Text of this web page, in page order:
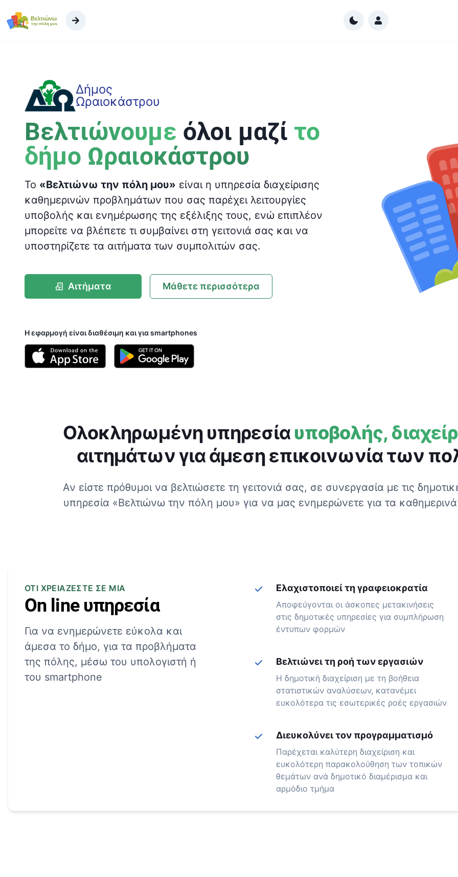
Δήμος
Ωραιοκάστρου
Βελτιώνουμε όλοι μαζί το
δήμο Ωραιοκάστρου
To «Βελτιώνω την πόλη μου» είναι η υπηρεσία διαχείρισης
καθημερινών προβλημάτων που σας παρέχει λειτουργίες
υποβολής και ενημέρωσης της εξέλιξης τους, ενώ επιπλέον
μπορείτε να βλέπετε τι συμβαίνει στη γειτονιά σας και να
υποστηρίζετε τα αιτήματα των συμπολιτών σας.
Αιτήματα Μάθετε περισσότερα
Η εφαρμογή είναι διαθέσιμη και για smartphones
Ολοκληρωμένη υπηρεσία υποβολής,
αιτημάτων για άμεση επικοινωνία των
Αν είστε πρόθυμοι να βελτιώσετε τη γειτονιά σας, σε συνεργασία με τις
υπηρεσία «Βελτιώνω την πόλη μου» για να μας ενημερώνετε για τα
ΟΤΙ ΧΡΕΙΑΖΕΣΤΕ ΣΕ ΜΙΑ
On line υπηρεσία
Για να ενημερώνετε εύκολα και
άμεσα το δήμο, για τα προβλήματα
της πόλης, μέσω του υπολογιστή ή
του smartphone
Ελαχιστοποιεί τη γραφειοκρατία
Αποφεύγονται οι άσκοπες μετακινήσεις
στις δημοτικές υπηρεσίες για συμπλήρωση
έντυπων φορμών
Βελτιώνει τη ροή των εργασιών
Η δημοτική διαχείριση με τη βοήθεια
στατιστικών αναλύσεων, κατανέμει
ευκολότερα τις εσωτερικές ροές εργασιών
Διευκολύνει τον προγραμματισμό
Παρέχεται καλύτερη διαχείριση και
ευκολότερη παρακολούθηση των τοπικών
θεμάτων ανά δημοτικό διαμέρισμα και
αρμόδιο τμήμα